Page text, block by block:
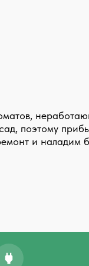
поэтому
и наладим